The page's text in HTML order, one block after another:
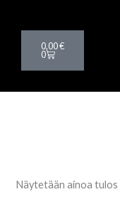
sisältöön
0,00€
0
Cart
Näytetään ainoa tulos